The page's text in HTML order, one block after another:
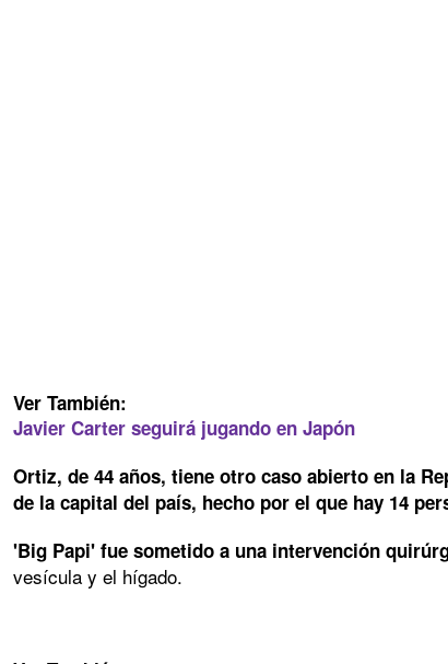
Ver También:
Javier Carter seguirá jugando en Japón
Ortiz, de 44 años, tiene otro caso abierto en la
de la capital del país, hecho por el que hay 14
'Big Papi' fue sometido a una intervención
vesícula y el hígado.